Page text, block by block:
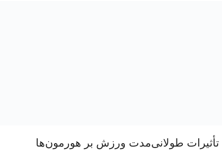
تأثیرات طولانی‌مدت ورزش بر هورمون‌ها